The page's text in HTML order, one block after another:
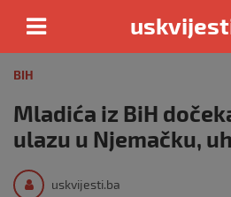
content
BIH
Mladića iz BiH
ulazu u Njemačku,
uskvijesti.ba